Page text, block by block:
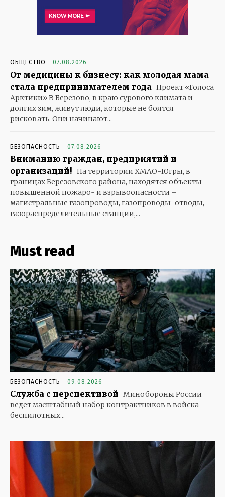
ОБЩЕСТВО 07.08.2026
От медицины к бизнесу: как молодая мама
стала предпринимателем года Проект «Голоса
Арктики» В Березово, в краю сурового климата и
долгих зим, живут люди, которые не боятся
рисковать. Они начинают...
БЕЗОПАСНОСТЬ 07.08.2026
Вниманию граждан, предприятий и
организаций! На территории ХМАО-Югры, в
границах Березовского района, находятся объекты
повышенной пожаро- и взрывоопасности –
магистральные газопроводы, газопроводы-отводы,
газораспределительные станции,...
Must read
БЕЗОПАСНОСТЬ 09.08.2026
Служба с перспективой Минобороны России
ведет масштабный набор контрактников в войска
беспилотных...